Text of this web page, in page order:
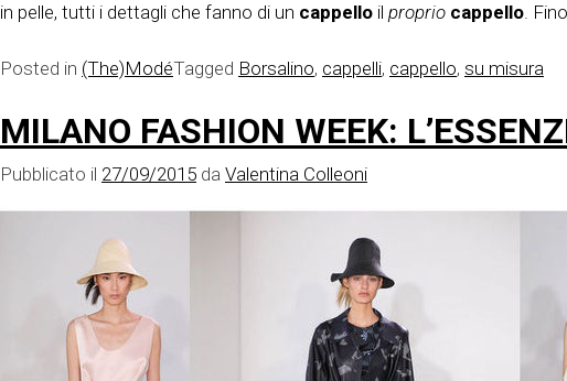
in pelle, tutti i dettagli che fanno di un cappello il proprio cappello.
Posted in (The)ModéTagged Borsalino, cappelli, cappello, su misura
MILANO FASHION WEEK:
Pubblicato il 27/09/2015 da Valentina Colleoni